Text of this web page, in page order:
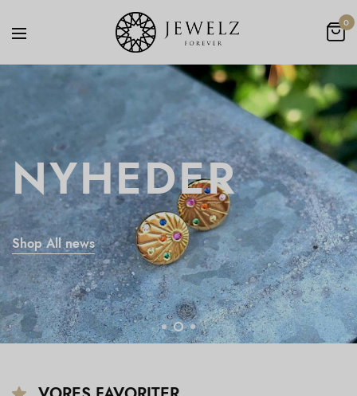
0
DIAMANTSMYKKER
shop all sale
NYHEDER
Shop All news
Shop The Collection